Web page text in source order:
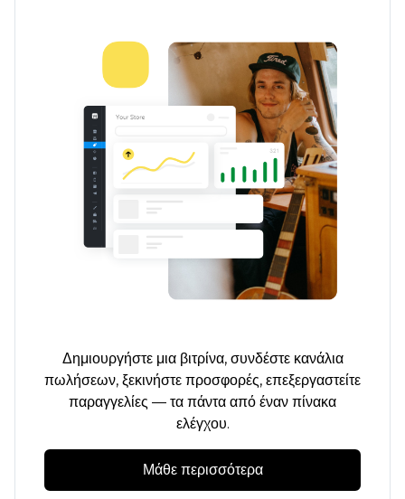
Δημιουργήστε μια βιτρίνα, συνδέστε κανάλια
πωλήσεων, ξεκινήστε προσφορές, επεξεργαστείτε
παραγγελίες — τα πάντα από έναν πίνακα
ελέγχου.
Μάθε περισσότερα